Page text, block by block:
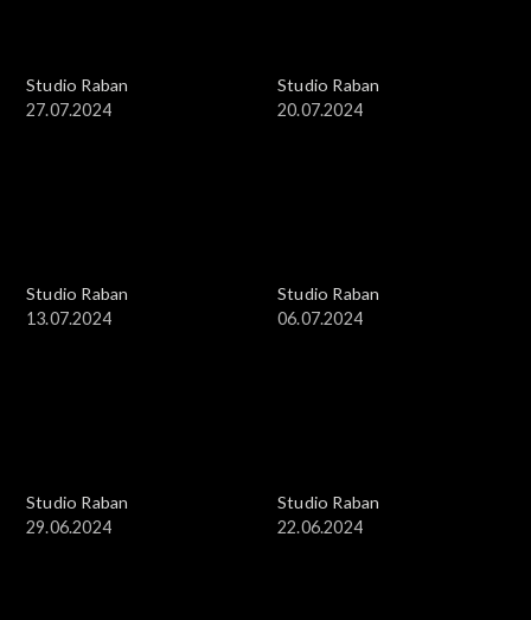
Studio Raban
27.07.2024
Studio Raban
20.07.2024
Studio Raban
13.07.2024
Studio Raban
06.07.2024
Studio Raban
29.06.2024
Studio Raban
22.06.2024